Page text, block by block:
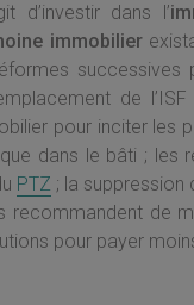
d’investir dans l’
immobilier
successives
de l’ISF
pour inciter les
dans le bâti ; les
PTZ ; la suppression
recommandent de
pour payer